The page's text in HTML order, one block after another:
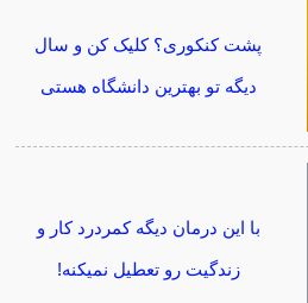
پشت کنکوری؟ کلیک کن و سال
دیگه تو بهترین دانشگاه هستی
با این درمان دیگه کمردرد کار و
زندگیت رو تعطیل نمیکنه!